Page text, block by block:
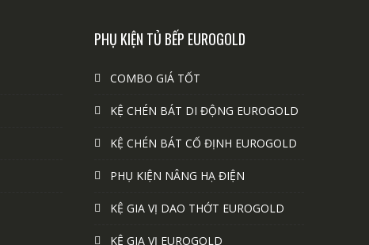
PHỤ KIỆN TỦ BẾP EUROGOLD
COMBO GIÁ TỐT
KỆ CHÉN BÁT DI ĐỘNG EUROGOLD
KỆ CHÉN BÁT CỐ ĐỊNH EUROGOLD
PHỤ KIỆN NÂNG HẠ ĐIỆN
KỆ GIA VỊ DAO THỚT EUROGOLD
KỆ GIA VỊ EUROGOLD